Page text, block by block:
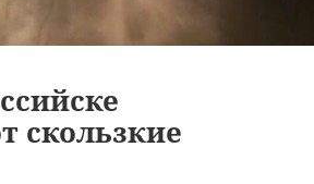
скользкие